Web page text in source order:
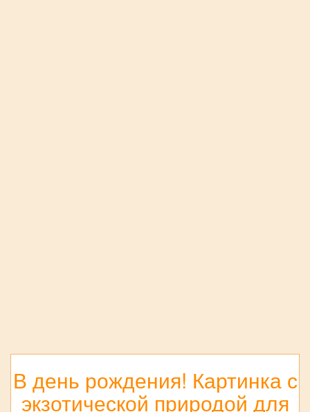
В день рождения! Картинка с
экзотической природой для